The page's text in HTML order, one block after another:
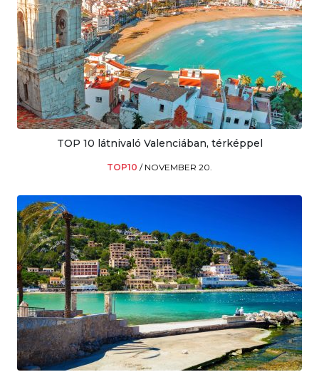
TOP 10 látnivaló Valenciában, térképpel
TOP10 / NOVEMBER 20.